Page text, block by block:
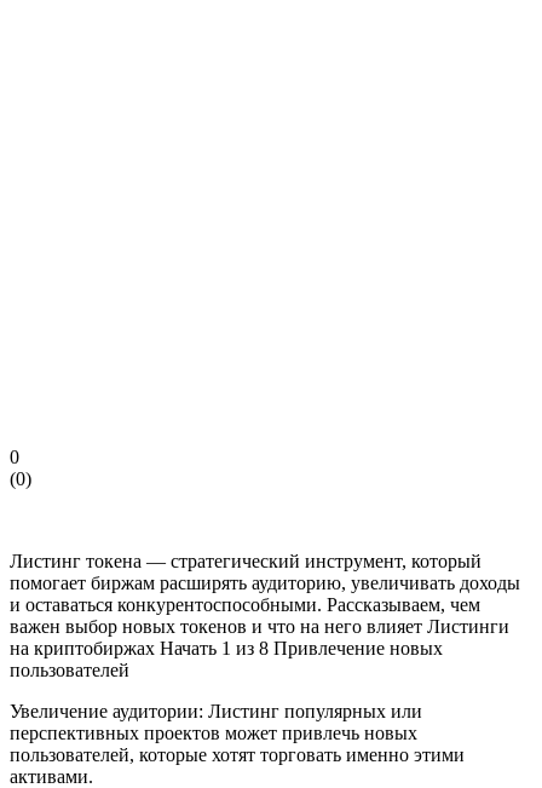
0
(0)
Листинг токена — стратегический инструмент, который
помогает биржам расширять аудиторию, увеличивать доходы
и оставаться конкурентоспособными. Рассказываем, чем
важен выбор новых токенов и что на него влияет Листинги
на криптобиржах Начать 1 из 8 Привлечение новых
пользователей
Увеличение аудитории: Листинг популярных или
перспективных проектов может привлечь новых
пользователей, которые хотят торговать именно этими
активами.